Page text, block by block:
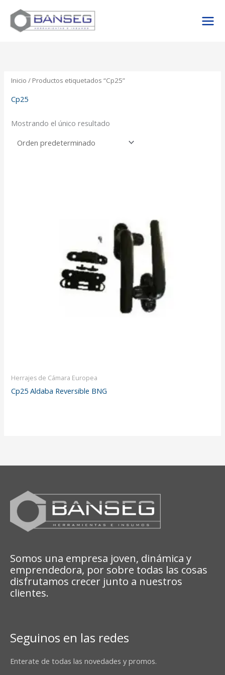
contenido
Inicio / Productos etiquetados “Cp25”
Cp25
Mostrando el único resultado
Herrajes de Cámara Europea
Cp25 Aldaba Reversible BNG
Somos una empresa joven, dinámica y
emprendedora, por sobre todas las cosas
disfrutamos crecer junto a nuestros
clientes.
Seguinos en las redes
Enterate de todas las novedades y promos.